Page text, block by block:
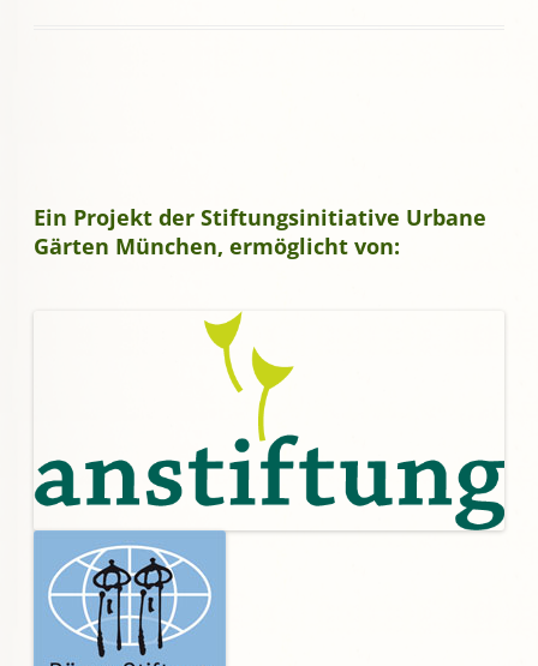
Ein Projekt der Stiftungsinitiative Urbane
Gärten München, ermöglicht von: